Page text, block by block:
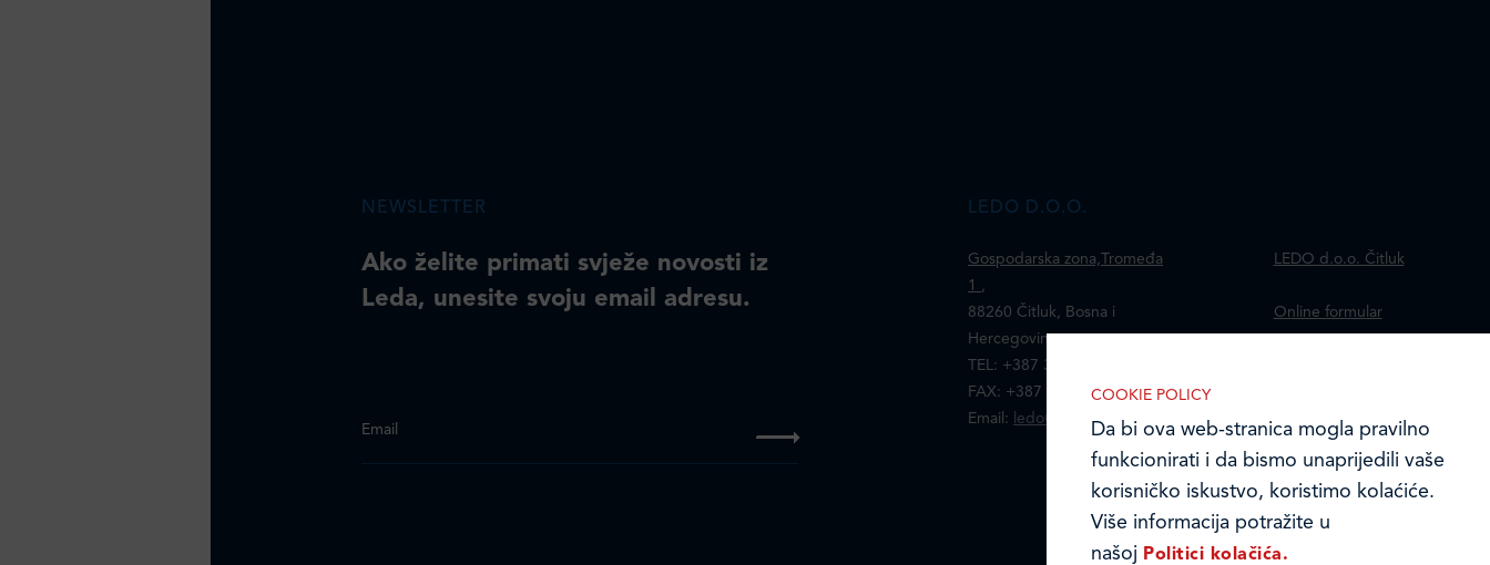
NEWSLETTER
Ako želite primati svježe novosti iz
Leda, unesite svoju email adresu.
Email
LEDO D.O.O.
Gospodarska zona,Tromeđa
1 ,
88260 Čitluk, Bosna i
Hercegovina
TEL: +387 36 653 120
FAX: +387 36 650 210
Email:
ledo@ledo.ba
LEDO d.o.o. Čitluk
Online formular
podataka
Kodeks poslovnih načela
COOKIE POLICY
Da bi ova web-stranica mogla pravilno
funkcionirati i da bismo unaprijedili vaše
korisničko iskustvo, koristimo kolaćiće.
Više informacija potražite u
našoj Politici kolačića.
IZABERITE KOLA?I?E NA STRANICI
Omogućite ili onemogućite web-
stranici upotrebu funkcionalnih i/ili
reklamnih kolačića opisanih u nastavku: